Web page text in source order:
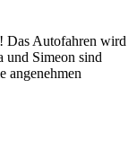
Das Autofahren wird
und Simeon sind
angenehmen